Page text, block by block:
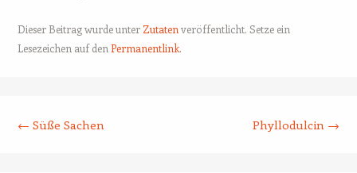
Dieser Beitrag wurde unter Zutaten veröffentlicht. Setze ein
Lesezeichen auf den Permanentlink.
← Süße Sachen Phyllodulcin →